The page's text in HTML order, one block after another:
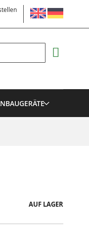
SPRACHE
Suche
AUF LAGER